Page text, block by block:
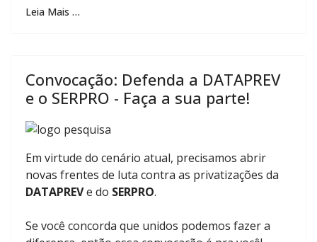
Leia Mais …
Convocação: Defenda a DATAPREV
e o SERPRO - Faça a sua parte!
Em virtude do cenário atual, precisamos abrir
novas frentes de luta contra as privatizações da
DATAPREVe do SERPRO.
Se você concorda que unidos podemos fazer a